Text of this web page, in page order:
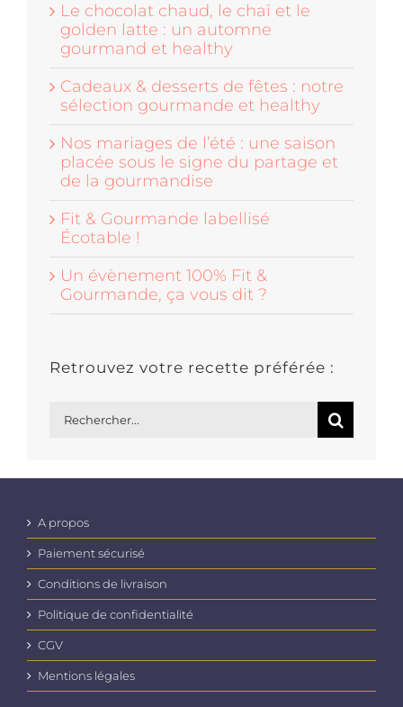
Le chocolat chaud, le chaï et le
golden latte : un automne
gourmand et healthy
Cadeaux & desserts de fêtes : notre
sélection gourmande et healthy
Nos mariages de l’été : une saison
placée sous le signe du partage et
de la gourmandise
Fit & Gourmande labellisé
Écotable !
Un évènement 100% Fit &
Gourmande, ça vous dit ?
Retrouvez votre recette préférée :
A propos
Paiement sécurisé
Conditions de livraison
Politique de confidentialité
CGV
Mentions légales